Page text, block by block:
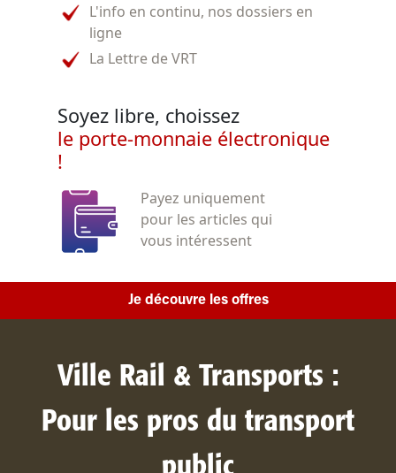
L'info en continu, nos dossiers en
ligne
La Lettre de VRT
Soyez libre, choissez
le porte-monnaie électronique
!
Payez uniquement
pour les articles qui
vous intéressent
Je découvre les offres
Ville Rail & Transports :
Pour les pros du transport
public